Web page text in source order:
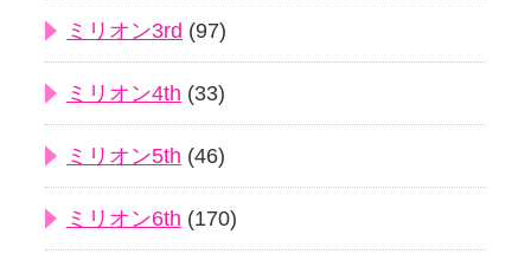
ミリオン3rd (97)
ミリオン4th (33)
ミリオン5th (46)
ミリオン6th (170)